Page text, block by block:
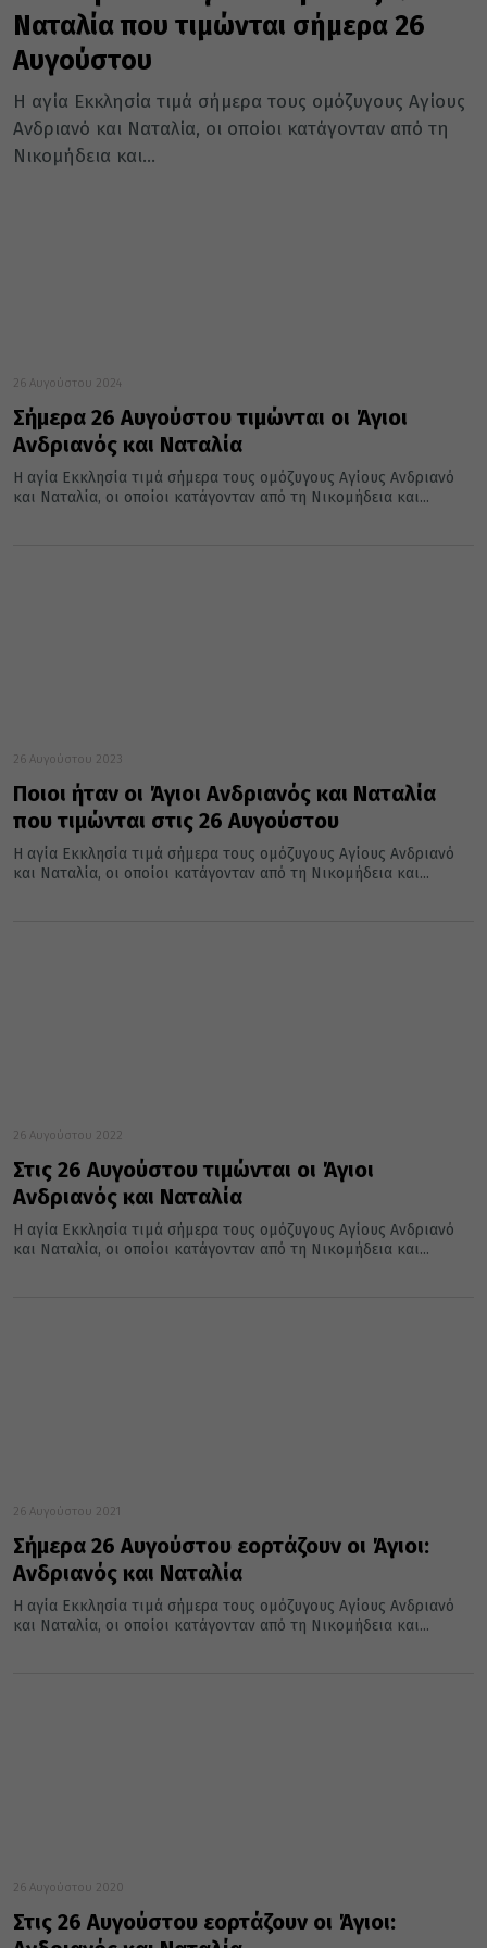
Ναταλία που τιμώνται σήμερα 26
Αυγούστου
Η αγία Εκκλησία τιμά σήμερα τους ομόζυγους Αγίους
Ανδριανό και Ναταλία, οι οποίοι κατάγονταν από τη
Νικομήδεια και...
26 Αυγούστου 2024
Σήμερα 26 Αυγούστου τιμώνται οι Άγιοι
Ανδριανός και Ναταλία
Η αγία Εκκλησία τιμά σήμερα τους ομόζυγους Αγίους Ανδριανό
και Ναταλία, οι οποίοι κατάγονταν από τη Νικομήδεια και...
26 Αυγούστου 2023
Ποιοι ήταν οι Άγιοι Ανδριανός και Ναταλία
που τιμώνται στις 26 Αυγούστου
Η αγία Εκκλησία τιμά σήμερα τους ομόζυγους Αγίους Ανδριανό
και Ναταλία, οι οποίοι κατάγονταν από τη Νικομήδεια και...
26 Αυγούστου 2022
Στις 26 Αυγούστου τιμώνται οι Άγιοι
Ανδριανός και Ναταλία
Η αγία Εκκλησία τιμά σήμερα τους ομόζυγους Αγίους Ανδριανό
και Ναταλία, οι οποίοι κατάγονταν από τη Νικομήδεια και...
26 Αυγούστου 2021
Σήμερα 26 Αυγούστου εορτάζουν οι Άγιοι:
Ανδριανός και Ναταλία
Η αγία Εκκλησία τιμά σήμερα τους ομόζυγους Αγίους Ανδριανό
και Ναταλία, οι οποίοι κατάγονταν από τη Νικομήδεια και...
26 Αυγούστου 2020
Στις 26 Αυγούστου εορτάζουν οι Άγιοι: